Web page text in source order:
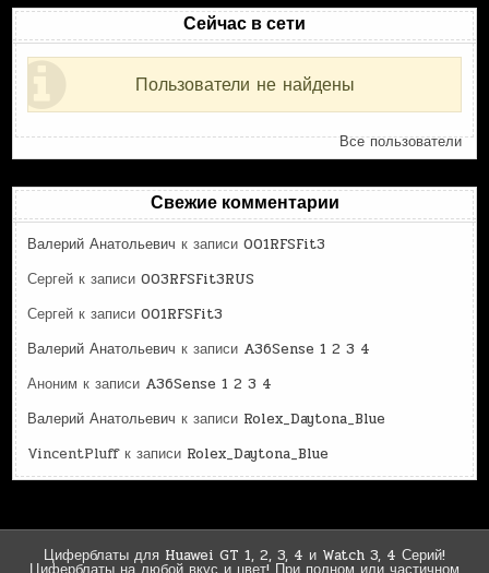
Сейчас в сети
Пользователи не найдены
Все пользователи
Свежие комментарии
Валерий Анатольевич к записи001RFSFit3
Сергей к записи003RFSFit3RUS
Сергей к записи001RFSFit3
Валерий Анатольевич к записи A36Sense 1 2 3 4
Аноним к записи A36Sense 1 2 3 4
Валерий Анатольевич к записи Rolex_Daytona_Blue
VincentPluffк записи Rolex_Daytona_Blue
Циферблаты для Huawei GT 1, 2, 3, 4 и Watch 3, 4 Серий!